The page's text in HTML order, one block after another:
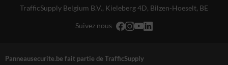
TrafficSupply Belgium B.V., Kieleberg 4D, Bilzen-Hoeselt, BE
Suivez nous
Panneausecurite.be fait partie de TrafficSupply